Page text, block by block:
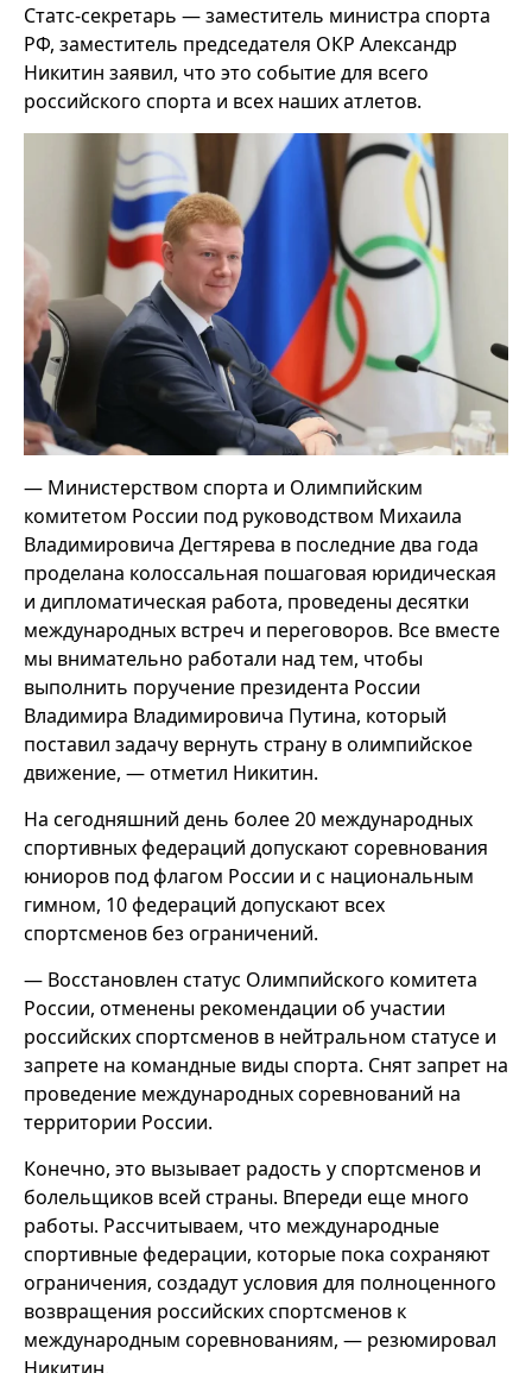
Статс-секретарь — заместитель министра спорта
РФ, заместитель председателя ОКР Александр
Никитин заявил, что это событие для всего
российского спорта и всех наших атлетов.
— Министерством спорта и Олимпийским
комитетом России под руководством Михаила
Владимировича Дегтярева в последние два года
проделана колоссальная пошаговая юридическая
и дипломатическая работа, проведены десятки
международных встреч и переговоров. Все вместе
мы внимательно работали над тем, чтобы
выполнить поручение президента России
Владимира Владимировича Путина, который
поставил задачу вернуть страну в олимпийское
движение, — отметил Никитин.
На сегодняшний день более 20 международных
спортивных федераций допускают соревнования
юниоров под флагом России и с национальным
гимном, 10 федераций допускают всех
спортсменов без ограничений.
— Восстановлен статус Олимпийского комитета
России, отменены рекомендации об участии
российских спортсменов в нейтральном статусе и
запрете на командные виды спорта. Снят запрет на
проведение международных соревнований на
территории России.
Конечно, это вызывает радость у спортсменов и
болельщиков всей страны. Впереди еще много
работы. Рассчитываем, что международные
спортивные федерации, которые пока сохраняют
ограничения, создадут условия для полноценного
возвращения российских спортсменов к
международным соревнованиям, — резюмировал